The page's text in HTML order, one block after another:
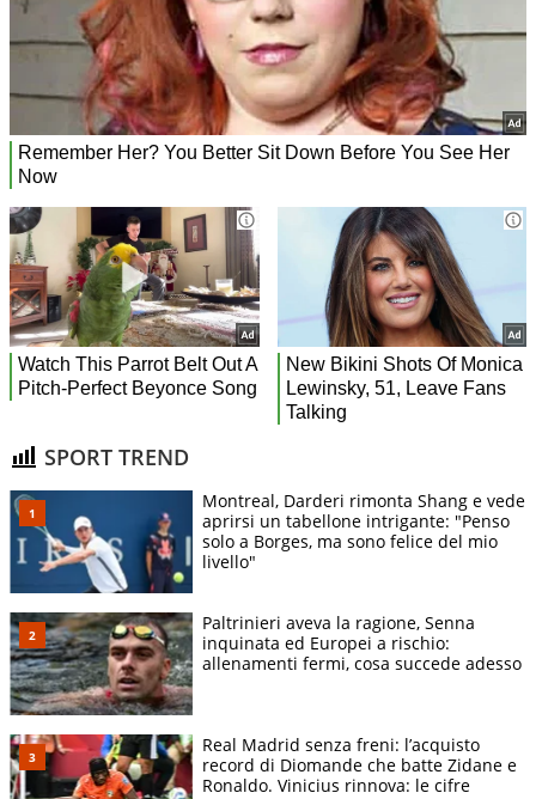
SPORT TREND
Montreal, Darderi rimonta Shang e vede
aprirsi un tabellone intrigante: "Penso
solo a Borges, ma sono felice del mio
livello"
Paltrinieri aveva la ragione, Senna
inquinata ed Europei a rischio:
allenamenti fermi, cosa succede adesso
Real Madrid senza freni: l’acquisto
record di Diomande che batte Zidane e
Ronaldo. Vinicius rinnova: le cifre